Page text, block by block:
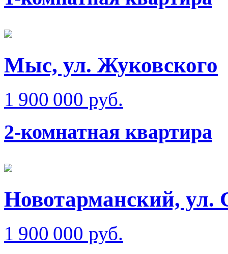
Мыс, ул. Жуковского
1 900 000 руб.
2-комнатная квартира
Новотарманский,
1 900 000 руб.